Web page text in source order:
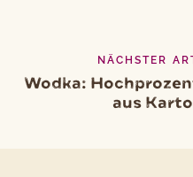
NÄCHSTER
Wodka:
aus